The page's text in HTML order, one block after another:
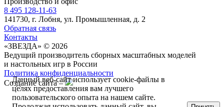
8 495 128-11-63
141730, г. Лобня, ул. Промышленная, д. 2
Обратная связь
Контакты
«ЗВЕЗДА» © 2026
Ведущий производитель сборных масштабных моделей
и настольных игр в России
Политика конфиденциальности
Создание сайта –
Данный веб-сайт использует cookie-файлы в
целях предоставления вам лучшего
пользовательского опыта на нашем сайте.